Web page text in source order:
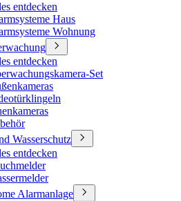
entdecken
Haus
Wohnung
entdecken
Set
Wasserschutz
entdecken
Alarmanlage